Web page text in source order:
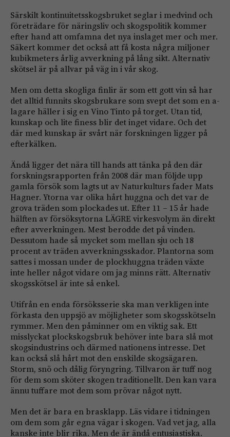
Särskilt kontinuitetsskogsbruket seglar i medvind och
företrädare för näringsliv och skogspolitik kommer
efter hand att omfamna det nya inslaget mer och mer.
Säkert kommer det också att få kosta några miljoner
kubikmeters årlig avverkning på lång sikt. Alternativ
skötsel är på allvar på väg in i vår skog.
Men om detta skogliga finlir är som ett gott vin så har
det alltid funnits skogsbrukare som svept det som en a-
lagare häller i sig en Vino Tinto på torget. Utan tid,
kunskap och lite finess blir det inget vidare. Och det
där med kunskap är svårt när forskningen ligger på
efterkälken.
Ändå ligger det nära till hands att tänka på den där
forskningsrapporten från 2008 där man följde upp
gamla försök som lagts ut av Naturkulturs fader Mats
Hagner. Ytorna var olika hårt huggna och det var de
grova träden som plockades ut. Efter 11 – 15 år hade
hälften av försöksytorna LÄGRE virkesvolym än direkt
efter avverkningen. Mest berodde det på vinden.
Dessutom hade så mycket som mellan sju och 18
procent av träden avverkningsskador. Plantorna som
sattes i mossan under de plockhuggna träden växte
inte heller något vidare om jag minns rätt. Alternativ
skogsskötsel är inte så enkel.
Utifrån en enda försöksserie ska man verkligen inte
förkasta den uppsjö av möjligheter som skogsskötseln
rymmer. Men den påminner om en viktig sak. Ett
misslyckat plockskogsbruk behöver inte bara slå mot
skogsindustrins och därmed nationens intresse. Det
kan också slå hårt mot den enskilde skogsägaren.
Storm, snö och dålig föryngring. Tillvaron är tuff nog
för dem som sköter skogen traditionellt. Den kan vara
ännu tuffare mot dem som prövar något nytt.
Men det är bara en brasklapp. Läs vidare i tidningen
om dem som går egna vägar i skogen. Vad vet jag, alla
kanske inte blir rika. Men de är ändå entusiastiska.